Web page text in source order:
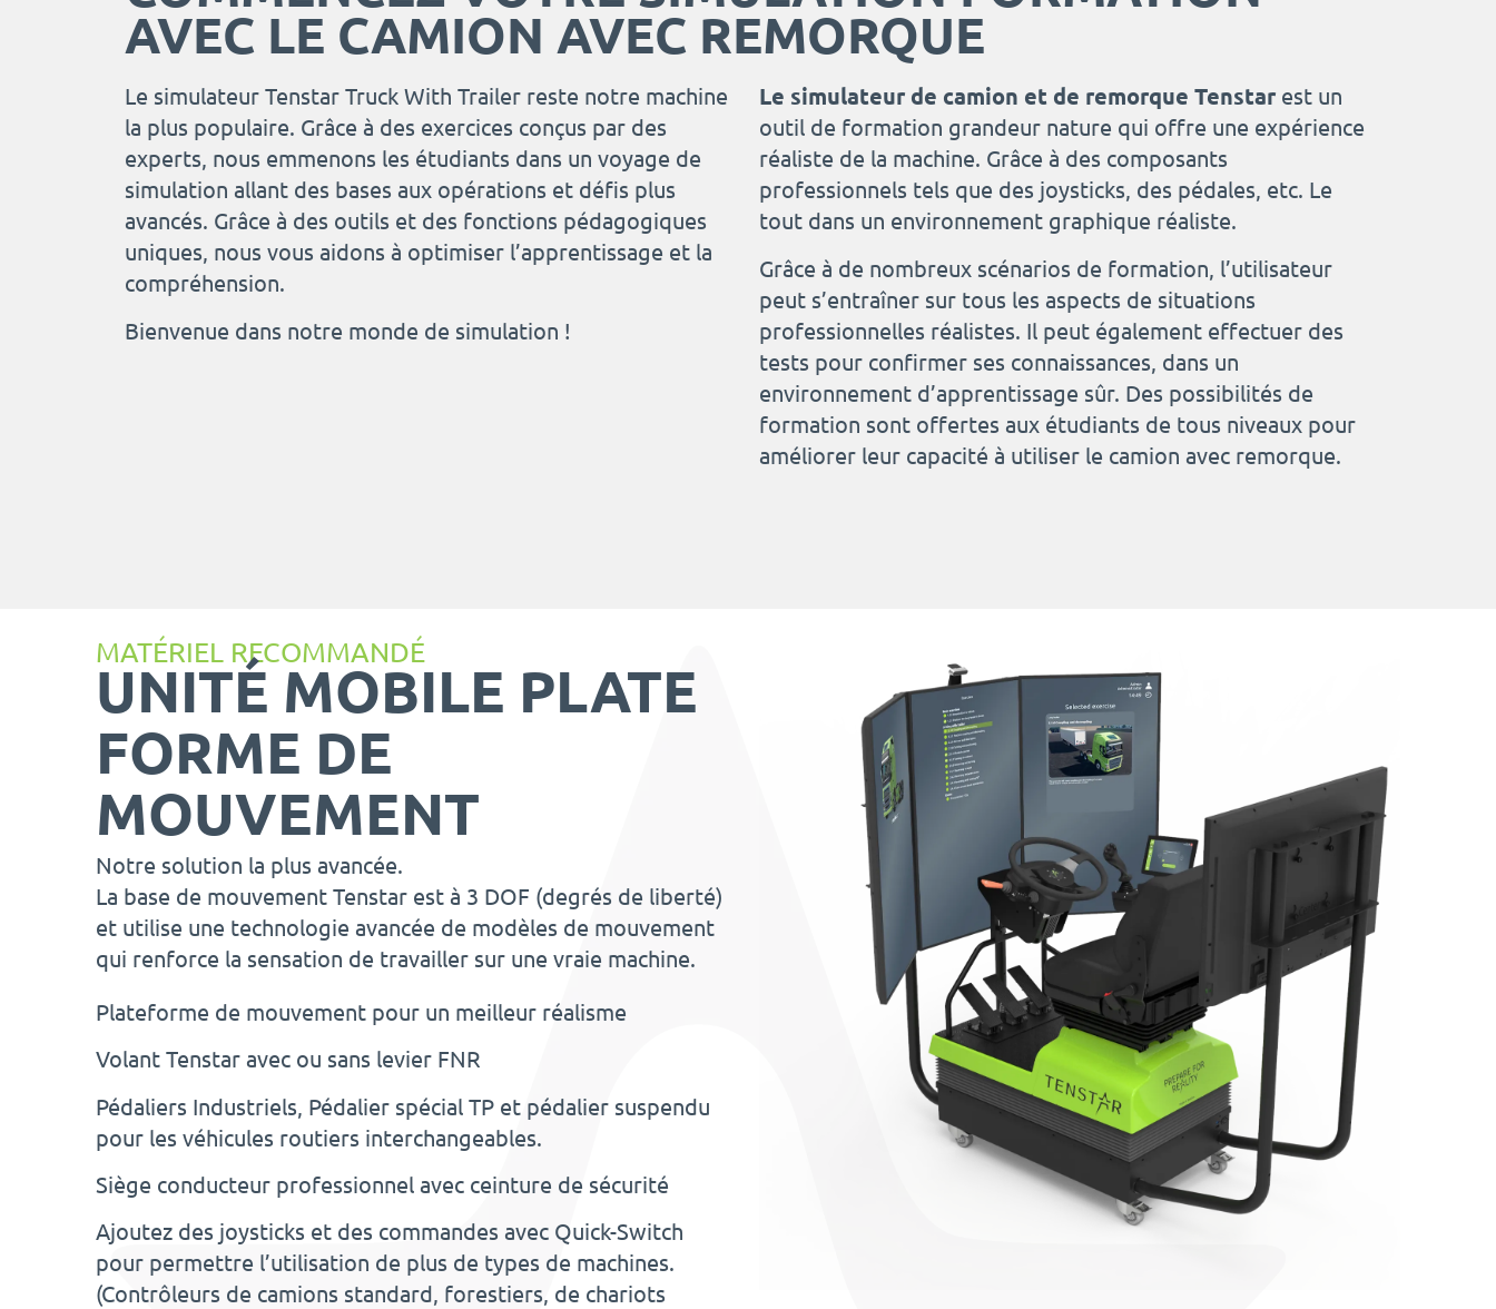
AVEC LE CAMION AVEC REMORQUE
Le simulateur Tenstar Truck With Trailer reste notre machine
la plus populaire. Grâce à des exercices conçus par des
experts, nous emmenons les étudiants dans un voyage de
simulation allant des bases aux opérations et défis plus
avancés. Grâce à des outils et des fonctions pédagogiques
uniques, nous vous aidons à optimiser l’apprentissage et la
compréhension.
Bienvenue dans notre monde de simulation !
Le simulateur de camion et de remorque Tenstar est un
outil de formation grandeur nature qui offre une expérience
réaliste de la machine. Grâce à des composants
professionnels tels que des joysticks, des pédales, etc. Le
tout dans un environnement graphique réaliste.
Grâce à de nombreux scénarios de formation, l’utilisateur
peut s’entraîner sur tous les aspects de situations
professionnelles réalistes. Il peut également effectuer des
tests pour confirmer ses connaissances, dans un
environnement d’apprentissage sûr. Des possibilités de
formation sont offertes aux étudiants de tous niveaux pour
améliorer leur capacité à utiliser le camion avec remorque.
MATÉRIEL RECOMMANDÉ
UNITÉ MOBILE PLATE
FORME DE
MOUVEMENT
Notre solution la plus avancée.
La base de mouvement Tenstar est à 3 DOF (degrés de liberté)
et utilise une technologie avancée de modèles de mouvement
qui renforce la sensation de travailler sur une vraie machine.
Plateforme de mouvement pour un meilleur réalisme
Volant Tenstar avec ou sans levier FNR
Pédaliers Industriels, Pédalier spécial TP et pédalier suspendu
pour les véhicules routiers interchangeables.
Siège conducteur professionnel avec ceinture de sécurité
Ajoutez des joysticks et des commandes avec Quick-Switch
pour permettre l’utilisation de plus de types de machines.
(Contrôleurs de camions standard, forestiers, de chariots